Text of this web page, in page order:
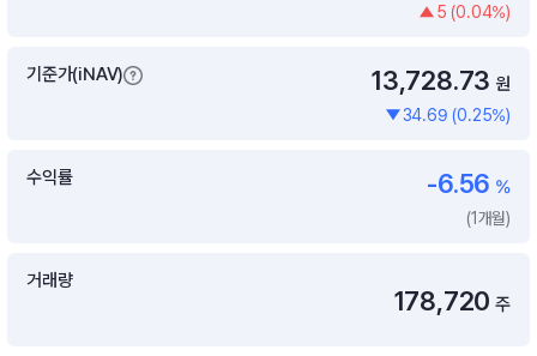
5 (0.04%)
기준가(iNAV) 13,728.73 원
34.69 (0.25%)
수익률 -6.56 %
(1개월)
거래량
178,720 주
월배당 · 모으기 · 포트래빗 관리
월배당 포트
포트래빗 관리
ETF검색 · 상품비교 · 분배금
미국 ETF 검색
연금 ETF 검색
ETF트렌드 ETF 랭킹 · ETF 찾기 · 종목찾기
미국ETF테마